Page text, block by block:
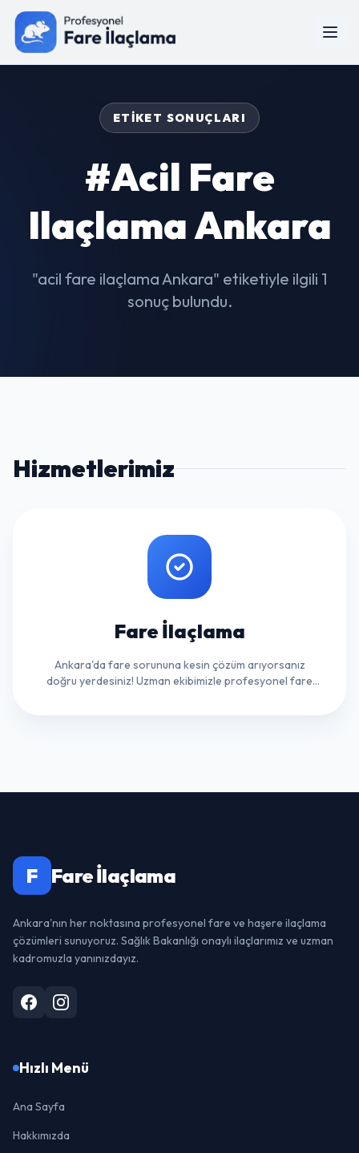
ETIKET SONUÇLARI
#acil Fare
Ilaçlama Ankara
"acil fare ilaçlama Ankara" etiketiyle ilgili 1
sonuç bulundu.
Hizmetlerimiz
Fare İlaçlama
Ankara'da fare sorununa kesin çözüm arıyorsanız
doğru yerdesiniz! Uzman ekibimizle profesyonel fare
F Fare İlaçlama
Ankara'nın her noktasına profesyonel fare ve haşere ilaçlama
çözümleri sunuyoruz. Sağlık Bakanlığı onaylı ilaçlarımız ve uzman
kadromuzla yanınızdayız.
Hızlı Menü
Ana Sayfa
Hakkımızda